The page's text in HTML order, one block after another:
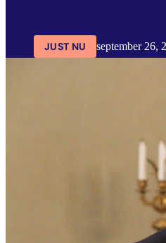
JUST NU september 26,